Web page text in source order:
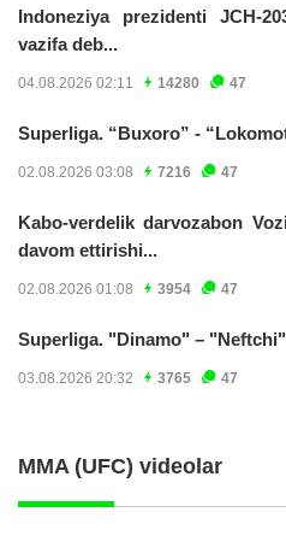
Indoneziya prezidenti JCH-
vazifa deb...
04.08.2026 02:11 14280 47
Superliga. “Buxoro” -
02.08.2026 03:08 7216 47
Kabo-verdelik darvozabon
davom ettirishi...
02.08.2026 01:08 3954 47
Superliga. "Dinamo" –
03.08.2026 20:32 3765 47
MMA (UFC) videolar